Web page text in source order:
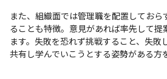
また、組織面では管理職を配置しておら
ることも特徴。意見があれば率先して提
ます。失敗を恐れず挑戦すること、失敗
共有し学んでいこうとする姿勢がある方